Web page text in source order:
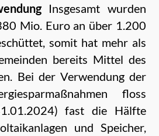
Insgesamt wurden
Mio. Euro an über 1.200
somit hat mehr als
bereits Mittel des
Bei der Verwendung der
floss
fast die Hälfte
und Speicher,